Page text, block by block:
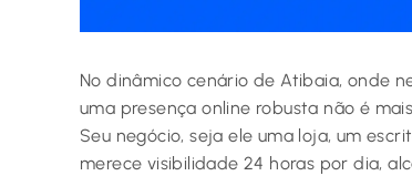
No dinâmico cenário de Atibaia, onde
uma presença online robusta não é
Seu negócio, seja ele uma loja, um
merece visibilidade 24 horas por dia,